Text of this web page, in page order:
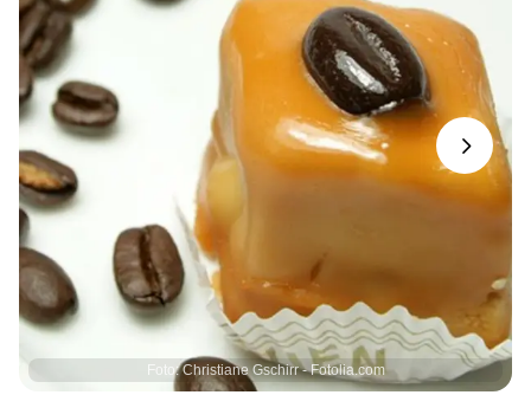
Foto: Christiane Gschirr - Fotolia.com
Next